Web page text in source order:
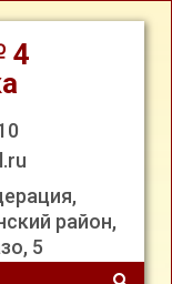
4
район,
5